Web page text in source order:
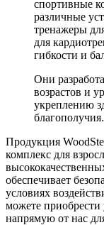
спортивные
различные
тренажеры
для
гибкости и
Они
возрастов и
укреплению
благополучия.
Продукция
комплекс для
обеспечивает
условиях
можете
напрямую от нас